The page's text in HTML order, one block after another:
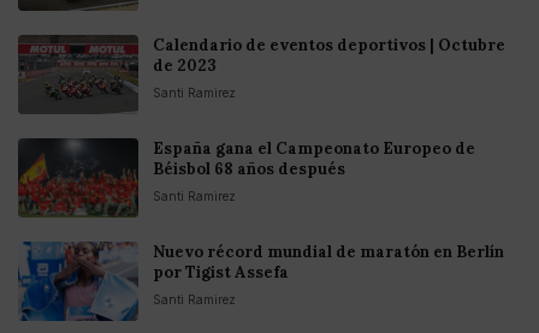
Calendario de eventos deportivos | Octubre
de 2023
Santi Ramirez
España gana el Campeonato Europeo de
Béisbol 68 años después
Santi Ramirez
Nuevo récord mundial de maratón en Berlín
por Tigist Assefa
Santi Ramirez